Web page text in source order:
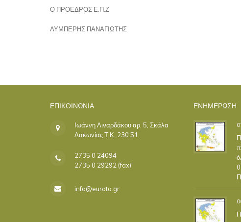
Ο ΠΡΟΕΔΡΟΣ Ε.Π.Ζ
ΛΥΜΠΕΡΗΣ ΠΑΝΑΓΙΩΤΗΣ
ΕΠΙΚΟΙΝΩΝΊΑ
Ιωάννη Λιναρδάκου αρ. 5, Σκάλα
Λακωνίας Τ.Κ. 230 51
2735 0 24094
2735 0 29292 (fax)
info@eurota.gr
ΕΝΗΜΕΡΩΣΗ